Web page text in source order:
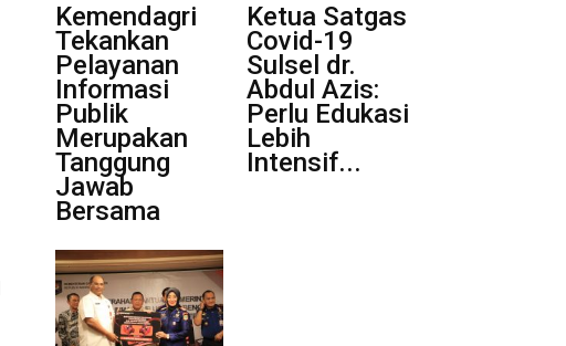
Kemendagri
Tekankan
Pelayanan
Informasi
Publik
Merupakan
Tanggung
Jawab
Bersama
Ketua Satgas
Covid-19
Sulsel dr.
Abdul Azis:
Perlu Edukasi
Lebih
Intensif...